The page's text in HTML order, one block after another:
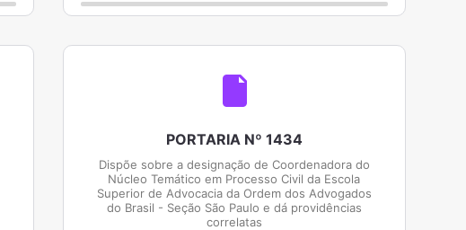
PORTARIA Nº 1434
Dispõe sobre a designação de Coordenadora do
Núcleo Temático em Processo Civil da Escola
Superior de Advocacia da Ordem dos Advogados
do Brasil - Seção São Paulo e dá providências
correlatas